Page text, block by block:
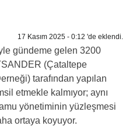
17 Kasım 2025 - 0:12 'de eklendi.
gündeme gelen 3200
(Çataltepe
tarafından yapılan
etmekle kalmıyor; aynı
yönetiminin yüzleşmesi
ortaya koyuyor.